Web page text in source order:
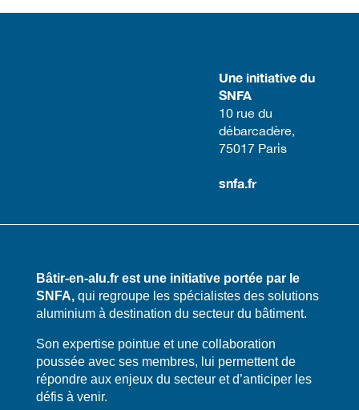
Une initiative du
SNFA
​10 rue du
débarcadère,
75017 Paris​
snfa.fr
Bâtir-en-alu.fr est une initiative portée par le
SNFA,qui regroupe les spécialistes des solutions
aluminium à destination du secteur du bâtiment.
​​Son expertise pointue et une collaboration
poussée avec ses membres, lui permettent de
répondre aux enjeux du secteur et d’anticiper les
défis à venir.